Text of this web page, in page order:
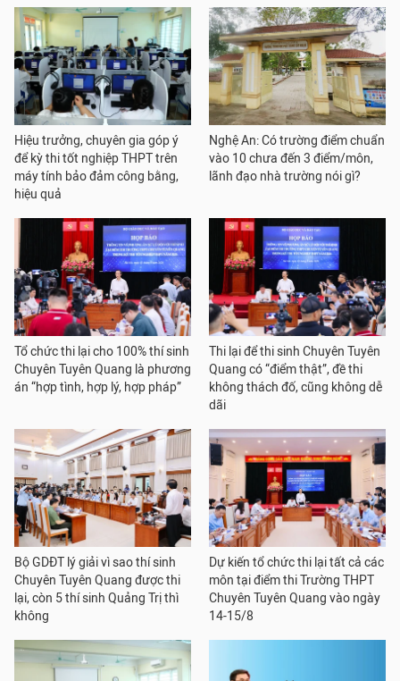
Hiệu trưởng, chuyên gia góp ý
để kỳ thi tốt nghiệp THPT trên
máy tính bảo đảm công bằng,
hiệu quả
Nghệ An: Có trường điểm chuẩn
vào 10 chưa đến 3 điểm/môn,
lãnh đạo nhà trường nói gì?
Tổ chức thi lại cho 100% thí sinh
Chuyên Tuyên Quang là phương
án “hợp tình, hợp lý, hợp pháp”
Thi lại để thi sinh Chuyên Tuyên
Quang có “điểm thật”, đề thi
không thách đố, cũng không dễ
dãi
Bộ GDĐT lý giải vì sao thí sinh
Chuyên Tuyên Quang được thi
lại, còn 5 thí sinh Quảng Trị thì
không
Dự kiến tổ chức thi lại tất cả các
môn tại điểm thi Trường THPT
Chuyên Tuyên Quang vào ngày
14-15/8